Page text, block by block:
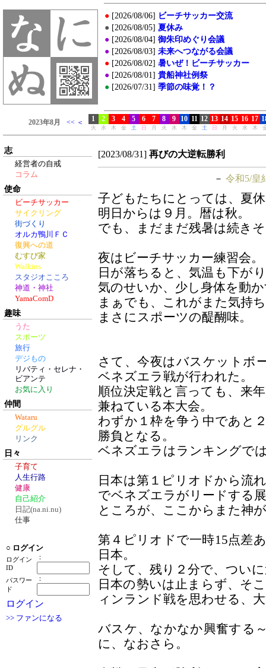
志
経営者の自戒
コラム
使命
ビーチサッカー
サイクリング
街づくり
オルカ鴨川ＦＣ
復興への道
むすび家
Walkins
スタジオこころ
神道・神社
YamaComD
趣味
うた
スポーツ
旅行
デジもの
リバティ・セレナ・
ビアンテ
お気に入り
仲間
Wataru
グルグル
リンク
日々
子育て
人生行路
健康
自己紹介
日記(na.ni.nu)
仕事
○ ログイン
ログイン
ID
：
パスワー
ド
：
ログイン
>> ファンになる
[2023/08/31] 再びの大逆転勝利
－ 令和5/皇
子どもたちにとっては、夏
明日からは９月。暦は秋。
でも、まだまだ残暑は続き
夜はビーチサッカー練習会。
日が落ちると、気温も下が
気のせいか、少し身体を動
まぁでも、これがまた気持
まさにスポーツの醍醐味。
さて、今夜はバスケットボ
ベネズエラ戦が行われた。
順位決定戦と言っても、来
兼ねている本大会。
わずか１枠を争う中であと
勝負となる。
ベネズエラはランキングで
日本は第１ピリオドから流
でベネズエラがリードする
ところが、ここからまた神
第４ピリオドで一時15点差
日本。
そして、残り２分で、つい
日本の勢いは止まらず、そ
ィンランド戦を思わせる、
バスケ、なかなか興奮する
に、なおさら。